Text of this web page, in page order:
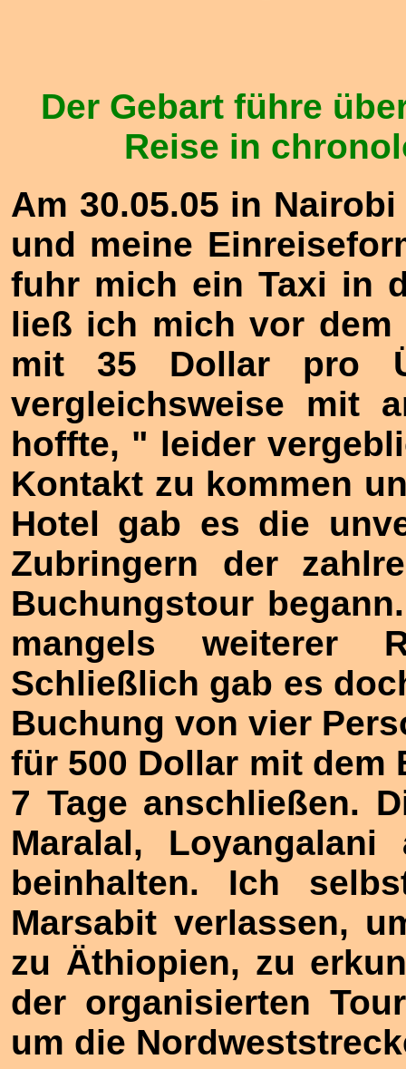
Der Gebart führe
Reise in
Am 30.05.05 in Nairobi
und meine
fuhr mich ein Taxi in
ließ ich mich vor dem
mit 35 Dollar pro
vergleichsweise mit
hoffte, " leider
Kontakt zu kommen
Hotel gab es die
Zubringern der
Buchungstour
mangels weiterer
Schließlich gab es
Buchung von vier
für 500 Dollar mit dem
7 Tage anschließen.
Maralal,
beinhalten. Ich
Marsabit verlassen,
zu Äthiopien, zu
der organisierten
um die